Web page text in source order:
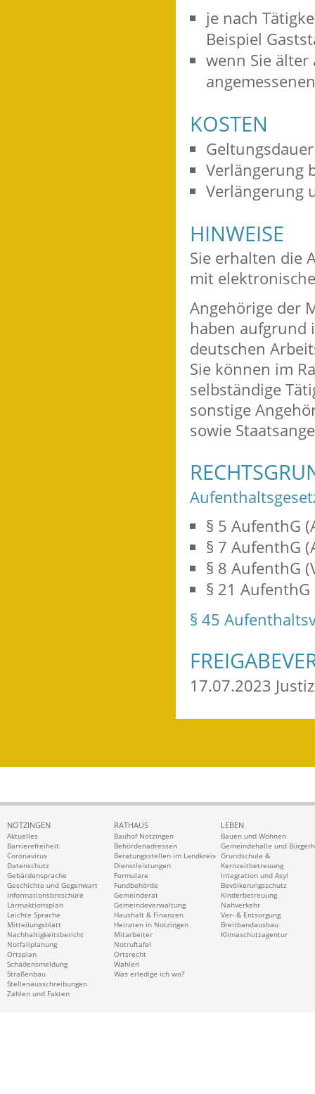
je nach
Beispiel
wenn Sie älter
KOSTEN
Verlängerung
Verlängerung
HINWEISE
Sie erhalten die
mit
Angehörige der
haben aufgrund
deutschen
Sie können im
selbständige
sonstige
sowie
§ 5 AufenthG
§ 7 AufenthG
§ 8 AufenthG
§ 21
§ 45
17.07.2023
NOTZINGEN
Aktuelles
Barrierefreiheit
Coronavirus
Datenschutz
Gebärdensprache
Geschichte und Gegenwart
Informationsbroschüre
Lärmaktionsplan
Leichte Sprache
Mitteilungsblatt
Nachhaltigkeitsbericht
Notfallplanung
Ortsplan
Schadensmeldung
Straßenbau
Stellenausschreibungen
Zahlen und Fakten
RATHAUS
Bauhof Notzingen
Behördenadressen
Beratungsstellen im Landkreis
Dienstleistungen
Formulare
Fundbehörde
Gemeinderat
Gemeindeverwaltung
Haushalt & Finanzen
Heiraten in Notzingen
Mitarbeiter
Notruftafel
Ortsrecht
Wahlen
Was erledige ich wo?
LEBEN
Bauen und Wohnen
Gemeindehalle und
Grundschule &
Kernzeitbetreuung
Integration und Asyl
Bevölkerungsschutz
Kinderbetreuung
Nahverkehr
Ver- & Entsorgung
Breitbandausbau
Klimaschutzagentur